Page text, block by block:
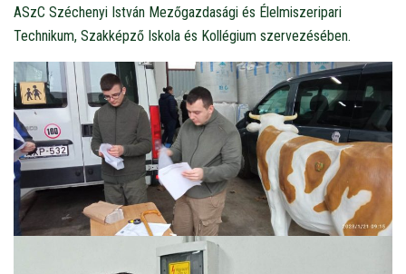
ASzC Széchenyi István Mezőgazdasági és Élelmiszeripari
Technikum, Szakképző Iskola és Kollégium szervezésében.